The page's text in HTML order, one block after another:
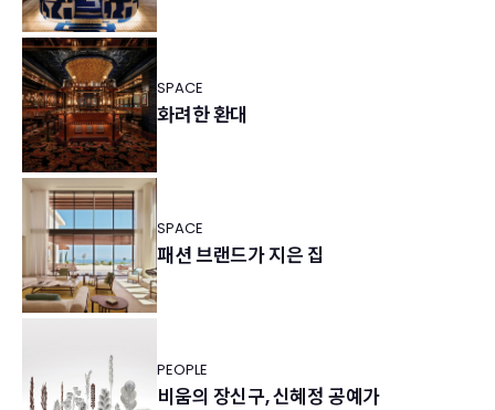
SPACE
화려한 환대
SPACE
패션 브랜드가 지은 집
PEOPLE
비움의 장신구, 신혜정 공예가